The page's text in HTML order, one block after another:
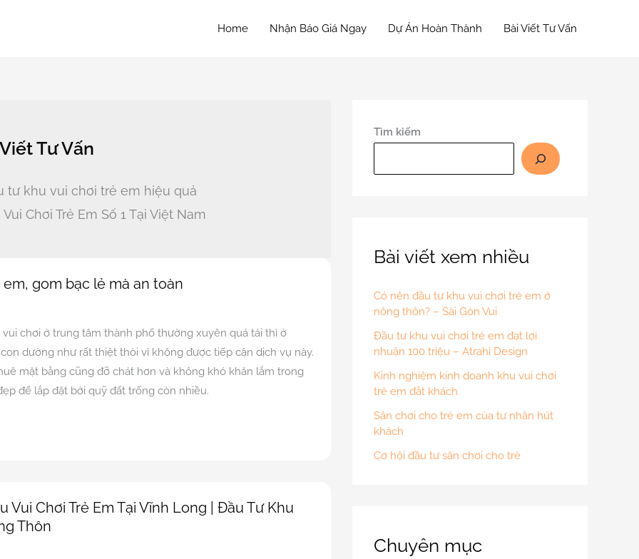
Home Nhận Báo Giá Ngay Dự Án Hoàn Thành Bài Viết Tư Vấn
Tư Vấn
tư khu vui chơi trẻ em hiệu quả
Chơi Trẻ Em Số 1 Tại Việt Nam
gom bạc lẻ mà an toàn
chơi ở trung tâm thành phố thường xuyên quá tải thì ở
dường như rất thiệt thòi vì không được tiếp cận dịch vụ này.
mặt bằng cũng đỡ chát hơn và không khó khăn lắm trong
để lắp đặt bởi quỹ đất trống còn nhiều.
Vui Chơi Trẻ Em Tại Vĩnh Long | Đầu Tư Khu
Thôn
Tìm kiếm
Bài viết xem nhiều
Có nên đầu tư khu vui chơi trẻ em ở
nông thôn? – Sài Gòn Vui
Đầu tư khu vui chơi trẻ em đạt lợi
nhuận 100 triệu – Atrahi Design
Kinh nghiệm kinh doanh khu vui chơi
trẻ em đắt khách
Sân chơi cho trẻ em của tư nhân hút
khách
Cơ hội đầu tư sân chơi cho trẻ
Chuyên mục